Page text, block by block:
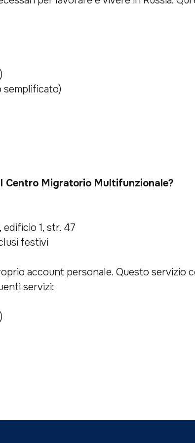
semplificato)
Centro Migratorio Multifunzionale?
1, str. 47
festivi
account personale. Questo servizio
servizi: